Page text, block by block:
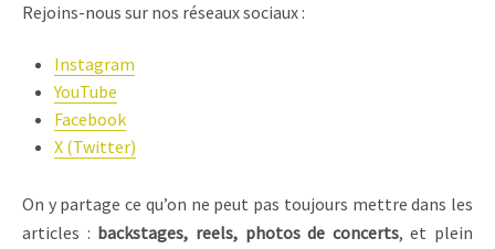
Rejoins-nous sur nos réseaux sociaux :
Instagram
YouTube
Facebook
X (Twitter)
On y partage ce qu’on ne peut pas toujours mettre dans les
articles : backstages, reels, photos de concerts, et plein